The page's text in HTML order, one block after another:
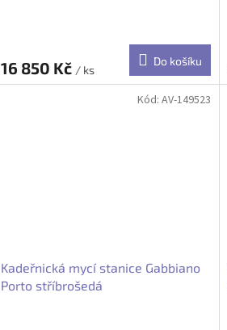
16 850 Kč / ks
Do košíku
Kadeřnická mycí stanice Gabbiano
Porto stříbrošedá
Kód: AV-149523